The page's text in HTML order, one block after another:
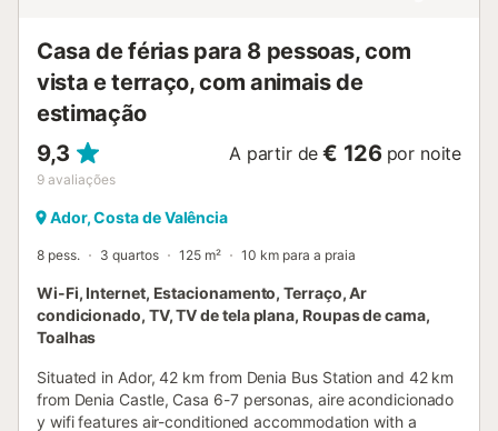
Casa de férias para 8 pessoas, com
vista e terraço, com animais de
estimação
9,3
9 avaliações
A partir de € 126 por noite
Ador, Costa de Valência
8 pess. 3 quartos 125 m² 10 km para a praia
Wi-Fi, Internet, Estacionamento, Terraço, Ar
condicionado, TV, TV de tela plana, Roupas de cama,
Toalhas
Situated in Ador, 42 km from Denia Bus Station and 42 km
from Denia Castle, Casa 6-7 personas, aire acondicionado
y wifi features air-conditioned accommodation with a